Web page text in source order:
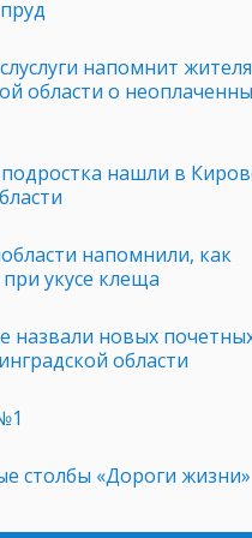
напомнит
области о
нашли в
напомнили, как
укусе клеща
назвали новых
области
столбы «Дороги жизни»